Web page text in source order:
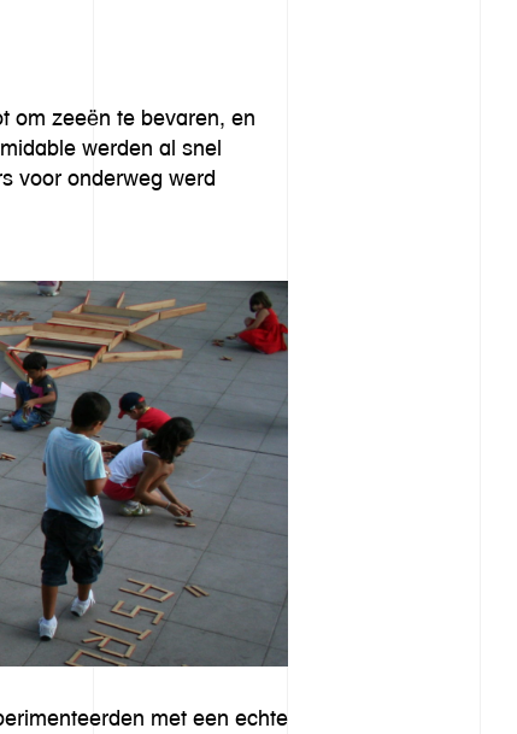
om zeeën te bevaren, en
werden al snel
voor onderweg werd
met een echte